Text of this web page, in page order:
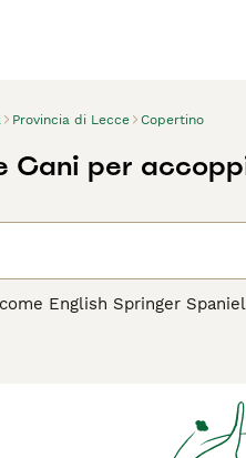
Provincia di Lecce Copertino
Cani per
English Springer
o marrone con bianco,
sua natura socievole e